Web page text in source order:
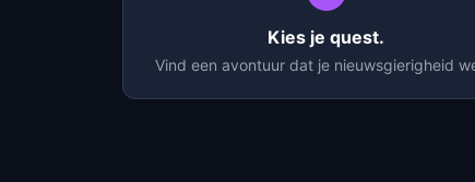
Kies je quest.
Vind een avontuur dat je nieuwsgierigheid